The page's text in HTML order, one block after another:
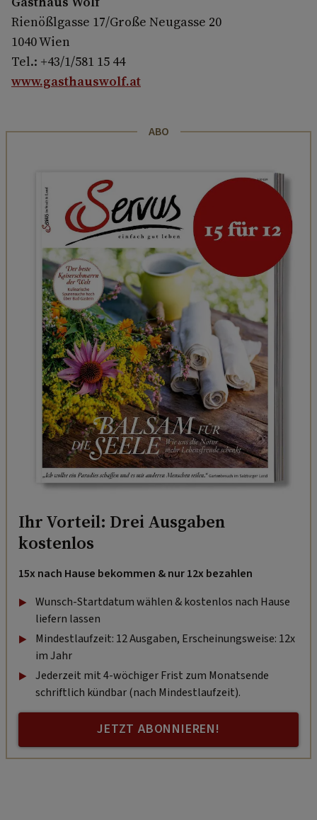
Rienößlgasse 17/Große Neugasse 20
1040 Wien
Tel.: +43/1/581 15 44
www.gasthauswolf.at
ABO
Ihr Vorteil: Drei Ausgaben
kostenlos
15x nach Hause bekommen & nur 12x bezahlen
Wunsch-Startdatum wählen & kostenlos nach Hause
liefern lassen
Mindestlaufzeit: 12 Ausgaben, Erscheinungsweise: 12x
im Jahr
Jederzeit mit 4-wöchiger Frist zum Monatsende
schriftlich kündbar (nach Mindestlaufzeit).
JETZT ABONNIEREN!